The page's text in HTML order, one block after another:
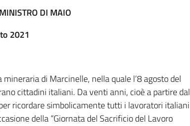
DI MAIO
2021
di Marcinelle, nella quale l’8 agosto del
cittadini italiani. Da venti anni, cioè a partire dal
ricordare simbolicamente tutti i lavoratori italiani
della “Giornata del Sacrificio del Lavoro